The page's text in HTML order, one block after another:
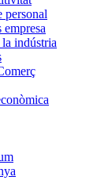
personal
indústria